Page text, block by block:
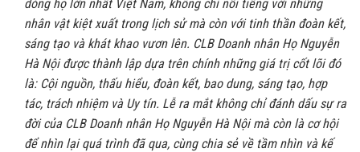
dòng họ lớn nhất Việt Nam, không chỉ nổi tiếng với những
nhân vật kiệt xuất trong lịch sử mà còn với tinh thần đoàn kết,
sáng tạo và khát khao vươn lên. CLB Doanh nhân Họ Nguyễn
Hà Nội được thành lập dựa trên chính những giá trị cốt lõi đó
là: Cội nguồn, thấu hiểu, đoàn kết, bao dung, sáng tạo, hợp
tác, trách nhiệm và Uy tín. Lễ ra mắt không chỉ đánh dấu sự ra
đời của CLB Doanh nhân Họ Nguyễn Hà Nội mà còn là cơ hội
để nhìn lại quá trình đã qua, cùng chia sẻ về tầm nhìn và kế